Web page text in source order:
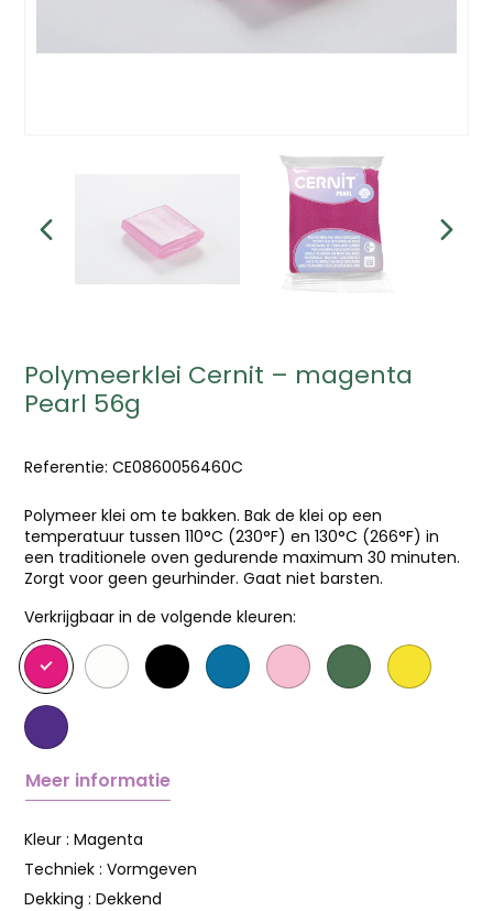
Polymeerklei Cernit – magenta
Pearl 56g
Referentie: CE0860056460C
Polymeer klei om te bakken. Bak de klei op een
temperatuur tussen 110°C (230°F) en 130°C (266°F) in
een traditionele oven gedurende maximum 30 minuten.
Zorgt voor geen geurhinder. Gaat niet barsten.
Verkrijgbaar in de volgende kleuren:
Meer informatie
Kleur : Magenta
Techniek : Vormgeven
Dekking : Dekkend